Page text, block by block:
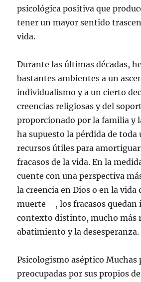
psicológica positiva que
tener un mayor sentido
vida.
Durante las últimas décadas,
bastantes ambientes a un
individualismo y a un cierto
creencias religiosas y del
proporcionado por la familia y
ha supuesto la pérdida de toda
recursos útiles para
fracasos de la vida. En la
cuente con una perspectiva
la creencia en Dios o en la vida
muerte—, los fracasos quedan
contexto distinto, mucho más
abatimiento y la desesperanza.
Psicologismo aséptico Muchas
preocupadas por sus propios